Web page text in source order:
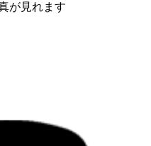
が見れます